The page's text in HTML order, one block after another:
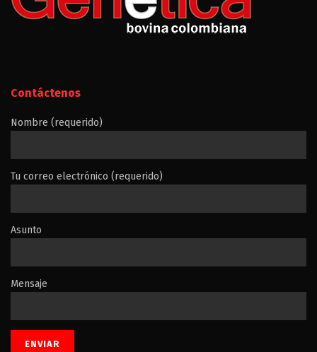
Contáctenos
Nombre (requerido)
Tu correo electrónico (requerido)
Asunto
Mensaje